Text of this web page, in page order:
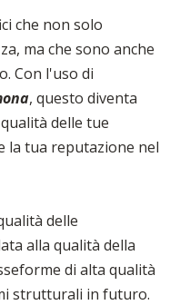
che non solo
ma che sono anche
Con l'uso di
, questo diventa
delle tue
la tua reputazione nel
delle
alla qualità della
di alta qualità
strutturali in futuro.